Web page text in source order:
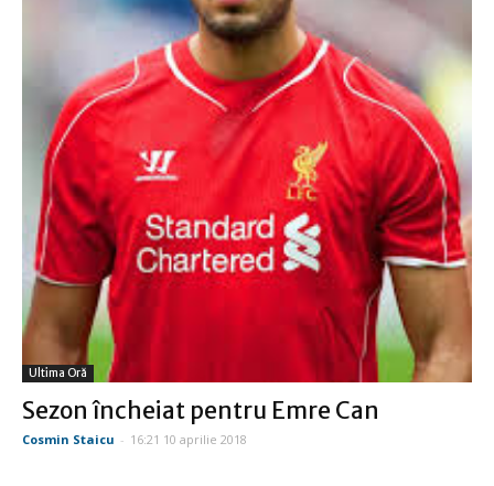
Ultima Oră
Sezon încheiat pentru Emre Can
Cosmin Staicu - 16:21 10 aprilie 2018